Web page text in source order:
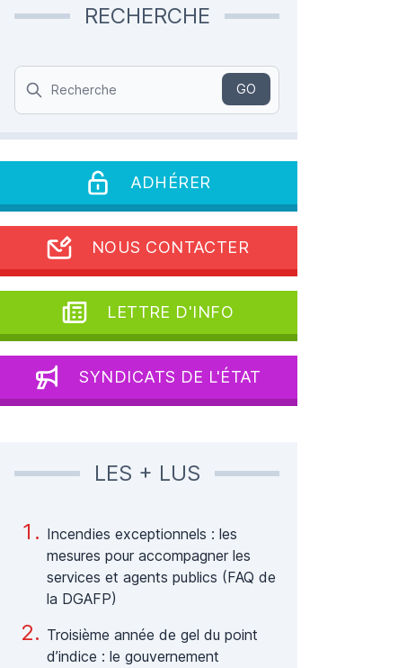
RECHERCHE
Search
GO
ADHÉRER
NOUS CONTACTER
LETTRE D'INFO
SYNDICATS DE L'ÉTAT
LES + LUS
Incendies exceptionnels : les
mesures pour accompagner les
services et agents publics (FAQ de
la DGAFP)
Troisième année de gel du point
d’indice : le gouvernement